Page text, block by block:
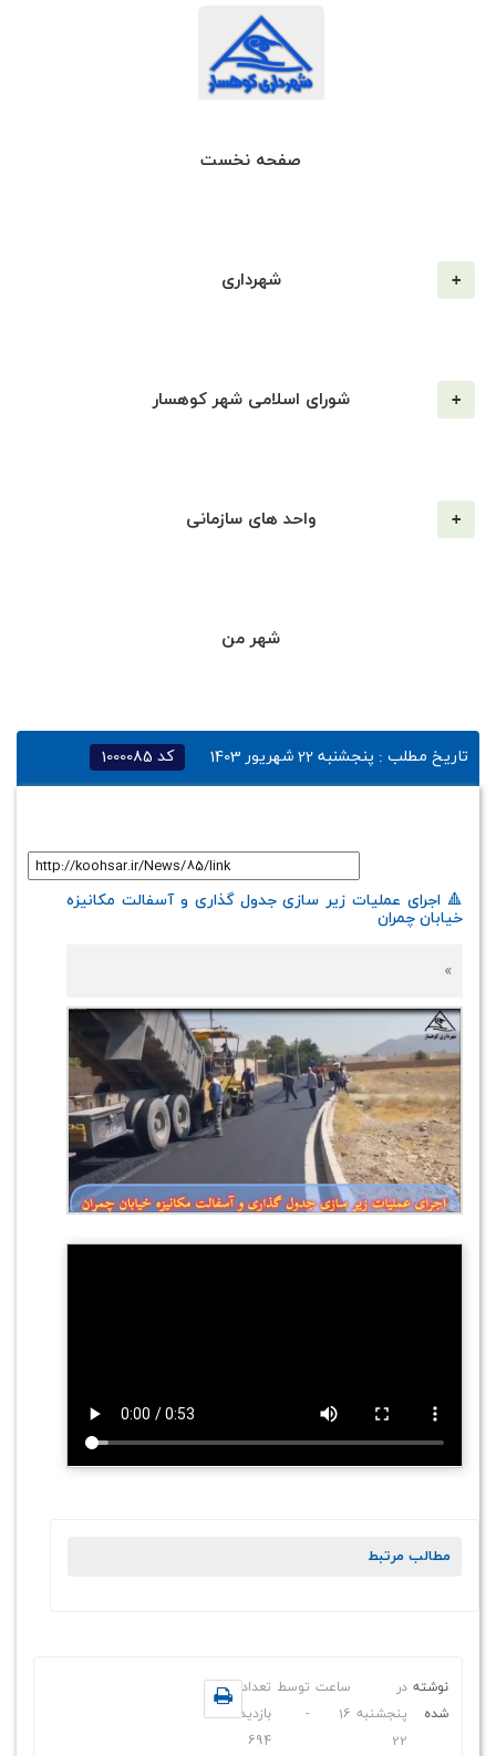
صفحه نخست
شهرداری
شورای اسلامی شهر کوهسار
واحد های سازمانی
شهر من
تاریخ مطلب : پنجشنبه 22 شهریور 1403 کد 1000085
🔺 اجرای عملیات زیر سازی جدول گذاری و آسفالت مکانیزه
خیابان چمران
»
مطالب مرتبط
نوشته
شده
در
پنجشنبه
22
ساعت
16
توسط
-
تعداد
بازدید
694